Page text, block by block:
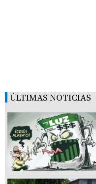
ÚLTIMAS NOTICIAS